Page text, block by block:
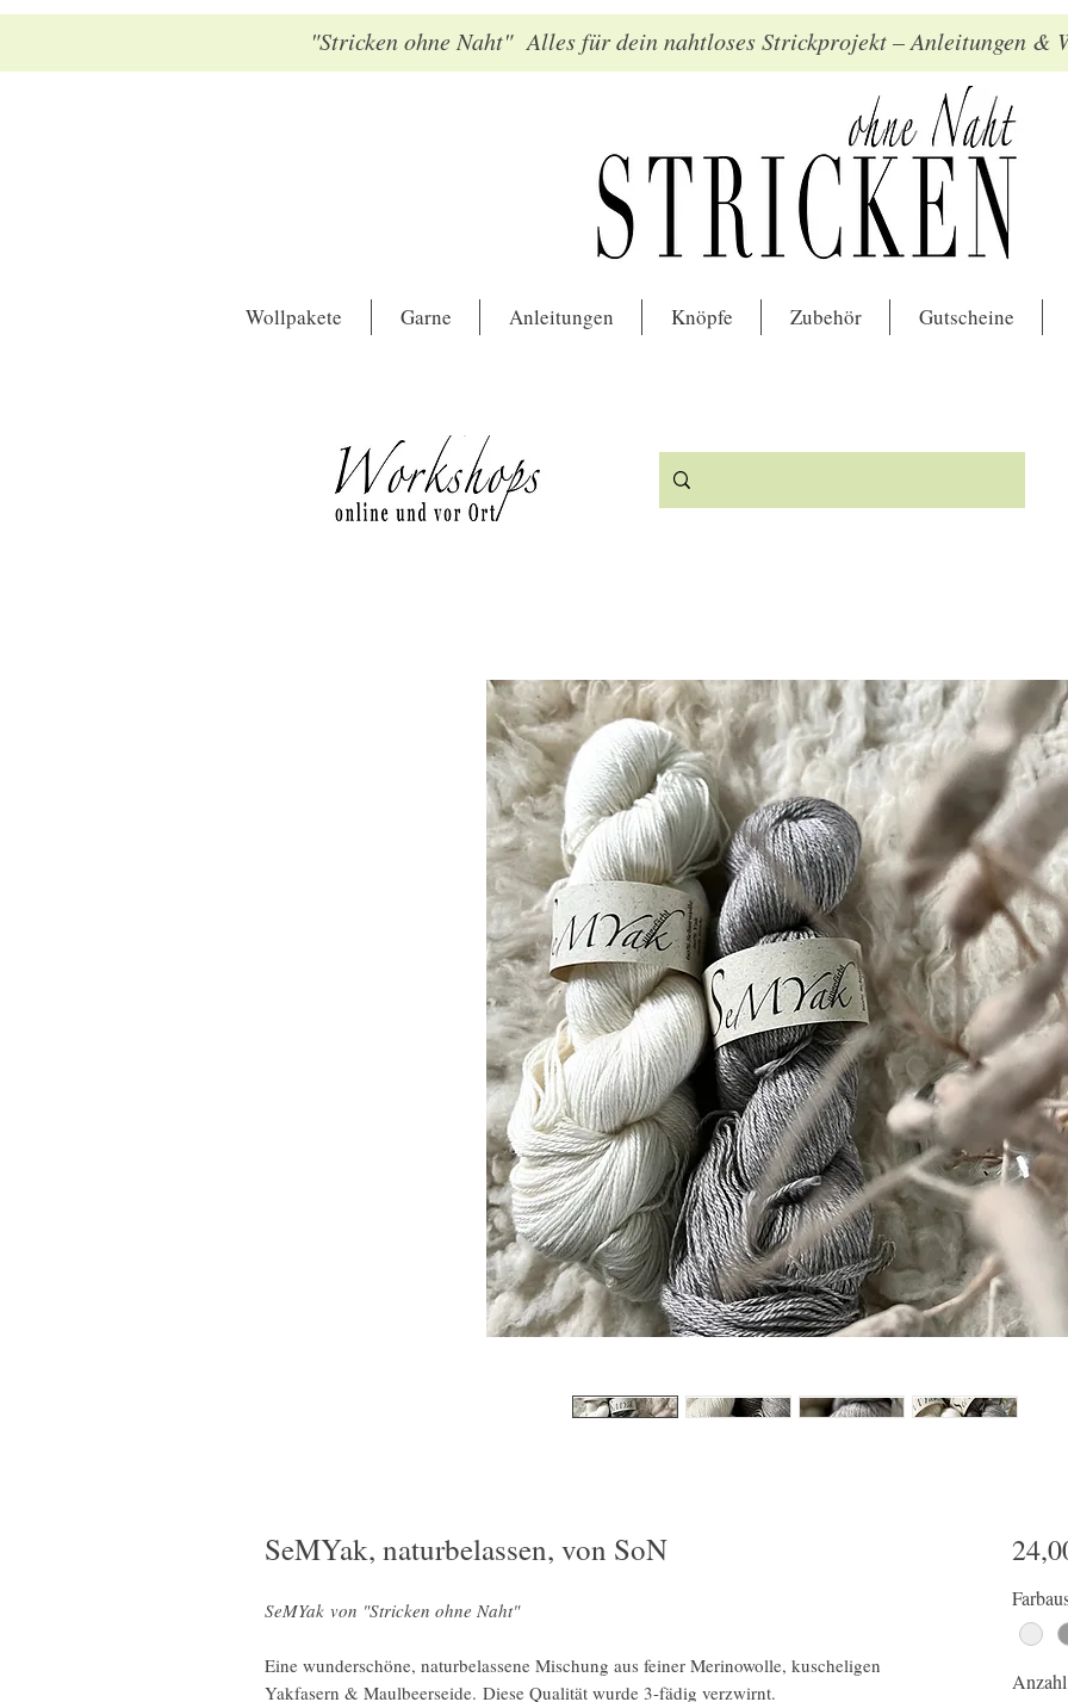
"Stricken ohne Naht" Alles für dein nahtloses Strickprojekt – Anleitungen &
Wollpakete Garne Anleitungen Knöpfe Zubehör Gutscheine
SeMYak, naturbelassen, von SoN
SeMYak von "Stricken ohne Naht"
Eine wunderschöne, naturbelassene Mischung aus feiner Merinowolle, kuscheligen
Yakfasern & Maulbeerseide. Diese Qualität wurde 3-fädig verzwirnt.
Anzahl